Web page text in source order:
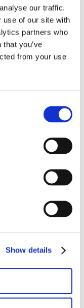
our traffic.
use of our site with
partners who
you’ve
from your use
Show details